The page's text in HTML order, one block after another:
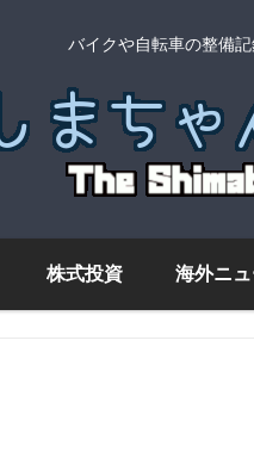
バイクや自転車の整備
株式投資 海外ニ